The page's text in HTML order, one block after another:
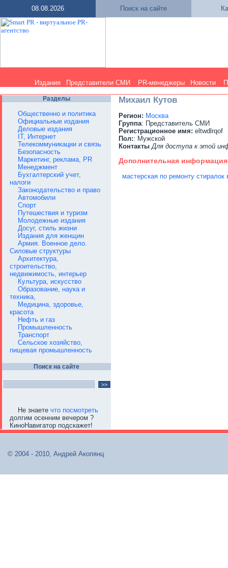
08.08.2026 Поиск на сайте
Издания Представители СМИ PR-менеджеры Новости
Разделы
Общественно и политика
Официальные издания
Деловые издания
IT, Интернет
Телекоммуникации и связь
Безопасность
Маркетинг, реклама, PR
Менеджмент
Бухгалтерский учет,
налоги
Законодательство и право
Автомобили
Спорт
Путешествия и туризм
Молодежные издания
Досуг, стиль жизни
Издания для женщин
Армия. Военное дело.
Силовые структуры
Архитектура,
строительство,
недвижимость, интерьер
Культура, искусство
Образование, наука и
техника,
Медицина, здоровье,
красота
Нефть и газ
Промышленность
Транспорт
Сельское хозяйство,
пищевая промышленность
Поиск на сайте
Не знаете что посмотреть
долгим осенним вечером ?
КиноНавигатор подскажет!
Михаил Кутов
Регион: Москва
Группа: Представитель СМИ
Регистрационное имя: eltwdlrqof
Пол:: Мужской
Контакты Для доступа к этой
Дополнительная информация
мастерская по ремонту
© 2004 - 2010, Андрей Акопянц